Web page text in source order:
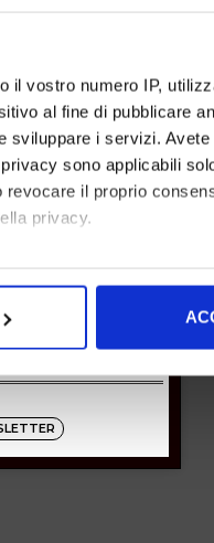
il vostro numero IP,
al fine di pubblicare
sviluppare i servizi.
sono applicabili
il proprio
privacy.
di caratteristiche
tue preferenze nella